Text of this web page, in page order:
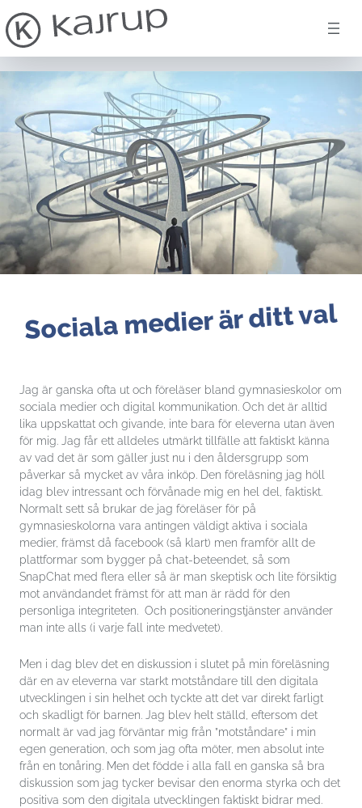
Sociala medier är ditt val
Jag är ganska ofta ut och föreläser bland gymnasieskolor om
sociala medier och digital kommunikation. Och det är alltid
lika uppskattat och givande, inte bara för eleverna utan även
för mig. Jag får ett alldeles utmärkt tillfälle att faktiskt känna
av vad det är som gäller just nu i den åldersgrupp som
påverkar så mycket av våra inköp. Den föreläsning jag höll
idag blev intressant och förvånade mig en hel del, faktiskt.
Normalt sett så brukar de jag föreläser för på
gymnasieskolorna vara antingen väldigt aktiva i sociala
medier, främst då facebook (så klart) men framför allt de
plattformar som bygger på chat-beteendet, så som
SnapChat med flera eller så är man skeptisk och lite försiktig
mot användandet främst för att man är rädd för den
personliga integriteten. Och positioneringstjänster använder
man inte alls (i varje fall inte medvetet).
Men i dag blev det en diskussion i slutet på min föreläsning
där en av eleverna var starkt motståndare till den digitala
utvecklingen i sin helhet och tyckte att det var direkt farligt
och skadligt för barnen. Jag blev helt ställd, eftersom det
normalt är vad jag förväntar mig från ”motståndare” i min
egen generation, och som jag ofta möter, men absolut inte
från en tonåring. Men det födde i alla fall en ganska så bra
diskussion som jag tycker bevisar den enorma styrka och det
positiva som den digitala utvecklingen faktiskt bidrar med.
Nödvändiga
Dessa kakor
går inte att
välja bort. De
behövs för att
hemsidan över
huvud taget
ska fungera.
Statistik
För att vi ska
kunna
förbättra
hemsidans
funktionalitet
och
uppbyggnad,
baserat på
hur
hemsidan
används.